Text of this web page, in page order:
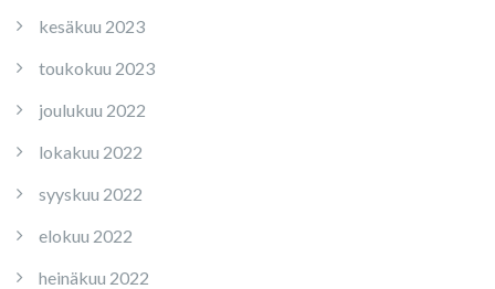
kesäkuu 2023
toukokuu 2023
joulukuu 2022
lokakuu 2022
syyskuu 2022
elokuu 2022
heinäkuu 2022